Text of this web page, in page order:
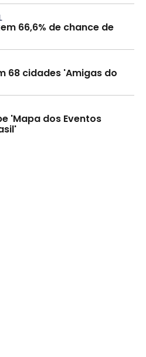
66,6% de chance de
68 cidades 'Amigas do
'Mapa dos Eventos